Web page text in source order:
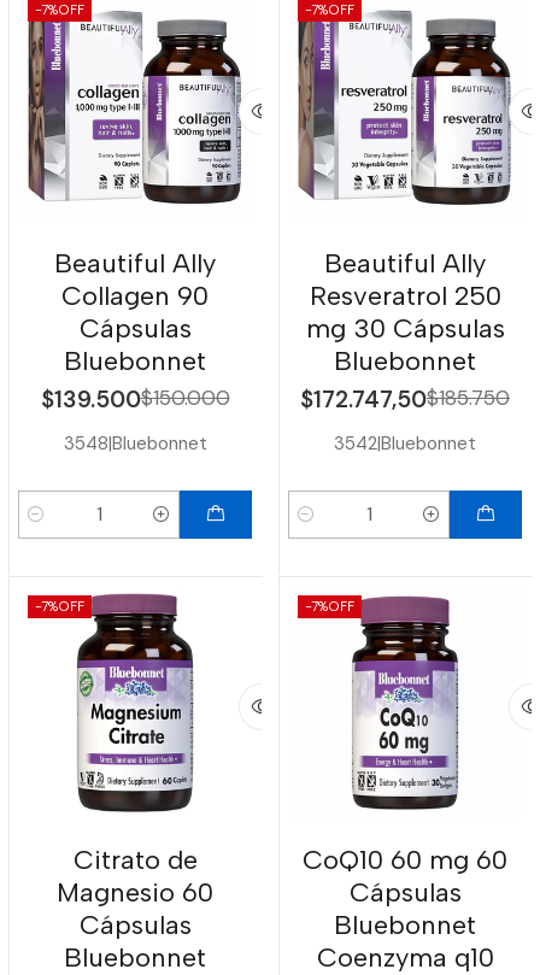
-7%OFF
Beautiful Ally
Collagen 90
Cápsulas
Bluebonnet
$139.500$150.000
3548|Bluebonnet
Cantidad
-7%OFF
Beautiful Ally
Resveratrol 250
mg 30 Cápsulas
Bluebonnet
$172.747,50$185.750
3542|Bluebonnet
Cantidad
-7%OFF
Citrato de
Magnesio 60
Cápsulas
Bluebonnet
-7%OFF
CoQ10 60 mg 60
Cápsulas
Bluebonnet
Coenzyma q10